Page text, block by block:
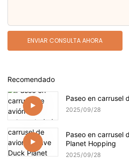
ENVIAR CONSULTA AHORA
Recomendado
Paseo en carrusel
2025 09 28
Paseo en carrusel
Planet Hopping
2025 09 28